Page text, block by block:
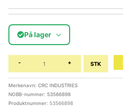
På lager
- + STK
Merkenavn: CRC INDUSTRIES
NOBB-nummer: 53566898
Produktnummer: 53566898